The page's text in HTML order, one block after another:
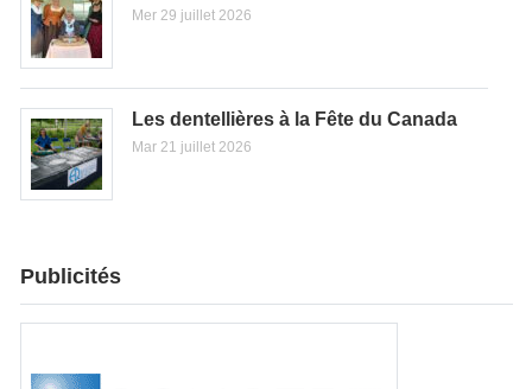
Mer 29 juillet 2026
Les dentellières à la Fête du Canada
Mar 21 juillet 2026
Publicités